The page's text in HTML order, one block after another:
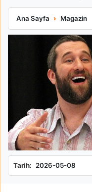
Ana Sayfa Magazin
Dustin Diamond 44
Tarih: 2026-05-08